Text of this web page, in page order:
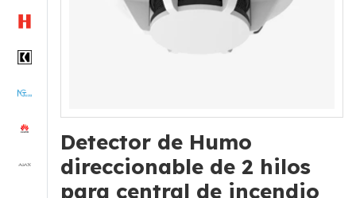
Detector de Humo
direccionable de 2 hilos
para central de incendio